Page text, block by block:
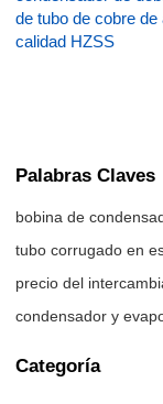
de tubo de cobre de
calidad HZSS
Palabras Claves
bobina de
tubo corrugado en
precio del
condensador y
Categoría